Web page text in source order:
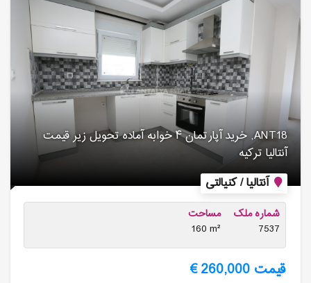
آنتالیا / کنیالتی
ANT18, خرید آپارتمان ۴ خوابه آماده تحویل زیر قیمت
آنتالیا ترکیه
شماره ملک
7537
مساحت
160 m²
قیمت 260,000 €